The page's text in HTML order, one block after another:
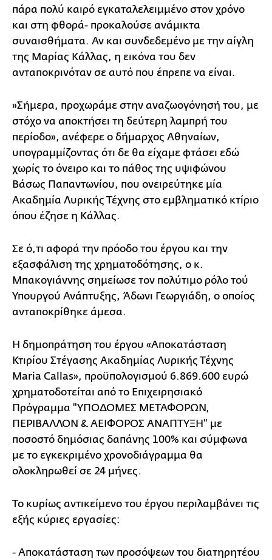
πάρα πολύ καιρό εγκαταλελειμμένο στον χρόνο
και στη φθορά- προκαλούσε ανάμικτα
συναισθήματα. Αν και συνδεδεμένο με την αίγλη
της Μαρίας Κάλλας, η εικόνα του δεν
ανταποκρινόταν σε αυτό που έπρεπε να είναι.
»Σήμερα, προχωράμε στην αναζωογόνησή του, με
στόχο να αποκτήσει τη δεύτερη λαμπρή του
περίοδο», ανέφερε ο δήμαρχος Αθηναίων,
υπογραμμίζοντας ότι δε θα είχαμε φτάσει εδώ
χωρίς το όνειρο και το πάθος της υψιφώνου
Βάσως Παπαντωνίου, που ονειρεύτηκε μία
Ακαδημία Λυρικής Τέχνης στο εμβληματικό κτίριο
όπου έζησε η Κάλλας.
Σε ό,τι αφορά την πρόοδο του έργου και την
εξασφάλιση της χρηματοδότησης, ο κ.
Μπακογιάννης σημείωσε τον πολύτιμο ρόλο τού
Υπουργού Ανάπτυξης, Άδωνι Γεωργιάδη, ο οποίος
ανταποκρίθηκε άμεσα.
Η δημοπράτηση του έργου «Αποκατάσταση
Κτιρίου Στέγασης Ακαδημίας Λυρικής Τέχνης
Maria Callas», προϋπολογισμού 6.869.600 ευρώ
χρηματοδοτείται από το Επιχειρησιακό
Πρόγραμμα "ΥΠΟΔΟΜΕΣ ΜΕΤΑΦΟΡΩΝ,
ΠΕΡΙΒΑΛΛΟΝ & ΑΕΙΦΟΡΟΣ ΑΝΑΠΤΥΞΗ" με
ποσοστό δημόσιας δαπάνης 100% και σύμφωνα
με το εγκεκριμένο χρονοδιάγραμμα θα
ολοκληρωθεί σε 24 μήνες.
Το κυρίως αντικείμενο του έργου περιλαμβάνει τις
εξής κύριες εργασίες:
- Αποκατάσταση των προσόψεων του διατηρητέου